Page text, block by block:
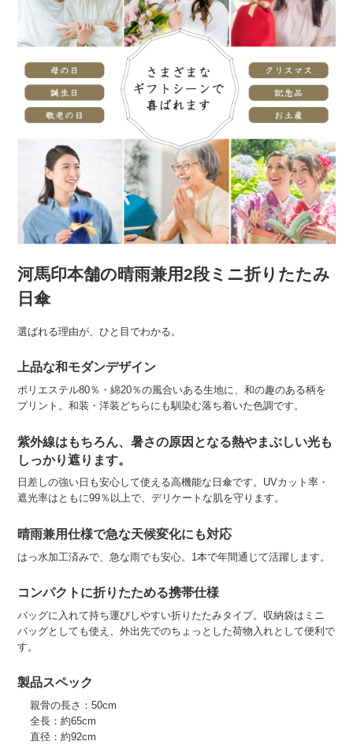
河馬印本舗の晴雨兼用2段ミニ折りたたみ
日傘
選ばれる理由が、ひと目でわかる。
上品な和モダンデザイン
ポリエステル80％・綿20％の風合いある生地に、和の趣のある柄を
プリント。和装・洋装どちらにも馴染む落ち着いた色調です。
紫外線はもちろん、暑さの原因となる熱やまぶしい光も
しっかり遮ります。
日差しの強い日も安心して使える高機能な日傘です。UVカット率・
遮光率はともに99％以上で、デリケートな肌を守ります。
晴雨兼用仕様で急な天候変化にも対応
はっ水加工済みで、急な雨でも安心。1本で年間通じて活躍します。
コンパクトに折りたためる携帯仕様
バッグに入れて持ち運びしやすい折りたたみタイプ。収納袋はミニ
バッグとしても使え、外出先でのちょっとした荷物入れとして便利で
す。
製品スペック
親骨の長さ：50cm
全長：約65cm
直径：約92cm